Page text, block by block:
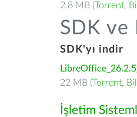
2.8 MB (Torrent,
SDK ve
SDK'yı indir
22 MB (Torrent,
İşletim